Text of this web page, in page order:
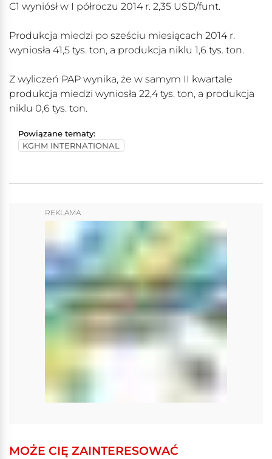
C1 wyniósł w I półroczu 2014 r. 2,35 USD/funt.
Produkcja miedzi po sześciu miesiącach 2014 r.
wyniosła 41,5 tys. ton, a produkcja niklu 1,6 tys. ton.
Z wyliczeń PAP wynika, że w samym II kwartale
produkcja miedzi wyniosła 22,4 tys. ton, a produkcja
niklu 0,6 tys. ton.
Powiązane tematy:
KGHM INTERNATIONAL
REKLAMA
MOŻE CIĘ ZAINTERESOWAĆ